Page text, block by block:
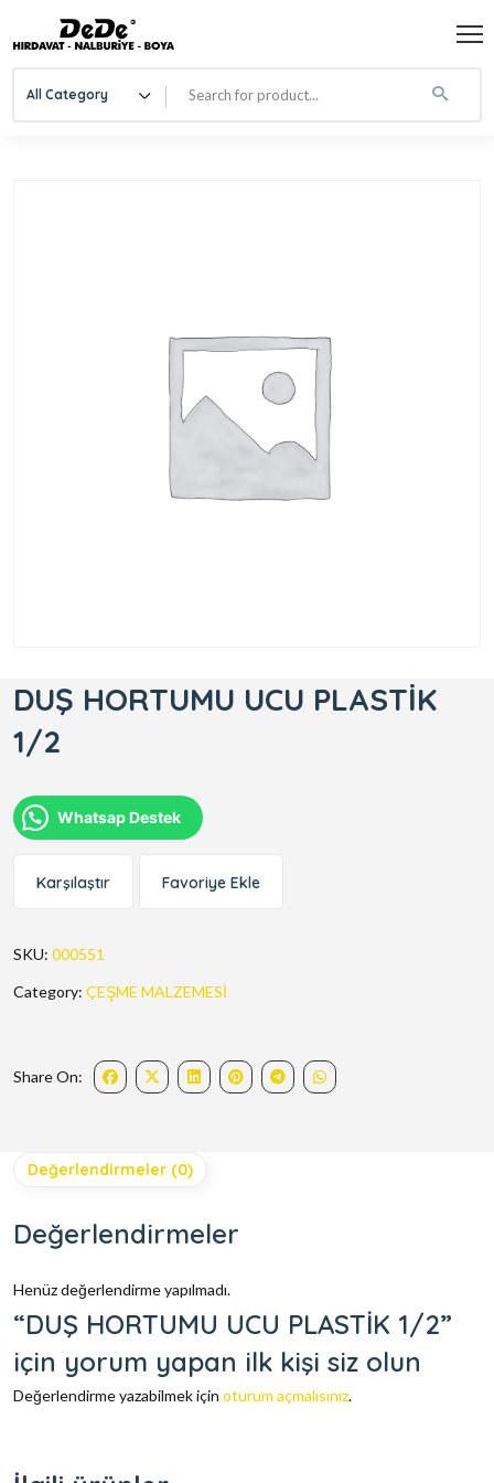
All Category
DUŞ HORTUMU UCU PLASTİK
1/2
Whatsap Destek
Karşılaştır Favoriye Ekle
SKU: 000551
Category: ÇEŞME MALZEMESİ
Share On:
Değerlendirmeler (0)
Değerlendirmeler
Henüz değerlendirme yapılmadı.
“DUŞ HORTUMU UCU PLASTİK 1/2”
için yorum yapan ilk kişi siz olun
Değerlendirme yazabilmek için oturum açmalısınız.